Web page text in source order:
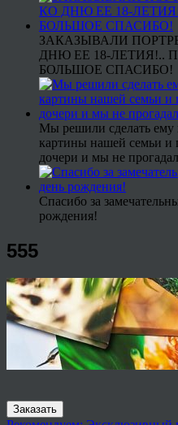
ЗАКАЗЫВАЛИ
ДНЮ ЕЕ 18-ЛЕТИЯ!..
БОЛЬШОЕ СПАСИБО!
Мы решили сделать ему
картины нашей семьи и
дочери и мы не
Спасибо за
рождения!
555
Заказать